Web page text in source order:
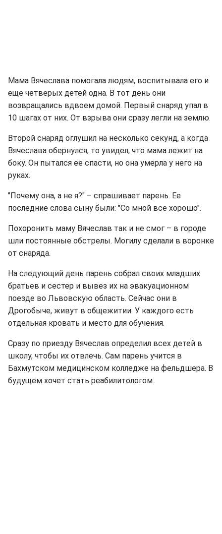
Мама Вячеслава помогала людям, воспитывала его и
еще четверых детей одна. В тот день они
возвращались вдвоем домой. Первый снаряд упал в
10 шагах от них. От взрыва они сразу легли на землю.
Второй снаряд оглушил на несколько секунд, а когда
Вячеслава обернулся, то увидел, что мама лежит на
боку. Он пытался ее спасти, но она умерла у него на
руках.
"Почему она, а не я?" – спрашивает парень. Ее
последние слова сыну были: "Со мной все хорошо".
Похоронить маму Вячеслав так и не смог – в городе
шли постоянные обстрелы. Могилу сделали в воронке
от снаряда.
На следующий день парень собрал своих младших
братьев и сестер и вывез их на эвакуационном
поезде во Львовскую область. Сейчас они в
Дрогобыче, живут в общежитии. У каждого есть
отдельная кровать и место для обучения.
Сразу по приезду Вячеслав определил всех детей в
школу, чтобы их отвлечь. Сам парень учится в
Бахмутском медицинском колледже на фельдшера. В
будущем хочет стать реабилитологом.